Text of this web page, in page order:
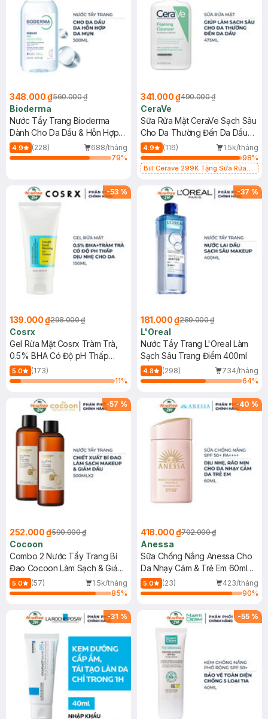
348.000 ₫560.000 ₫
Bioderma
Nước Tẩy Trang Bioderma
Dành Cho Da Dầu & Hỗn Hợp
500ml
4.9 (228)
688/tháng
79%
341.000 ₫490.000 ₫
CeraVe
Sữa Rửa Mặt CeraVe Sạch Sâu
Cho Da Thường Đến Da Dầu
473ml
4.9 (116)
1.5k/tháng
98%
Bill Cerave 299K Tặng Sữa Rửa
-53 %
139.000 ₫298.000 ₫
Cosrx
Gel Rửa Mặt Cosrx Tràm Trà,
0.5% BHA Có Độ pH Thấp
150ml
5.0
(173)
11%
-37 %
181.000 ₫289.000 ₫
L'Oreal
Nước Tẩy Trang L'Oreal Làm
Sạch Sâu Trang Điểm 400ml
4.8 (298)
734/tháng
64%
-57 %
252.000 ₫590.000 ₫
Cocoon
Combo 2 Nước Tẩy Trang Bí
Đao Cocoon Làm Sạch & Giảm
Dầu 500ml
5.0 (57)
1.5k/tháng
85%
-40 %
418.000 ₫702.000 ₫
Anessa
Sữa Chống Nắng Anessa Cho
Da Nhạy Cảm & Trẻ Em 60ml
(Mới)
5.0 (23)
423/tháng
90%
-31 % -55 %